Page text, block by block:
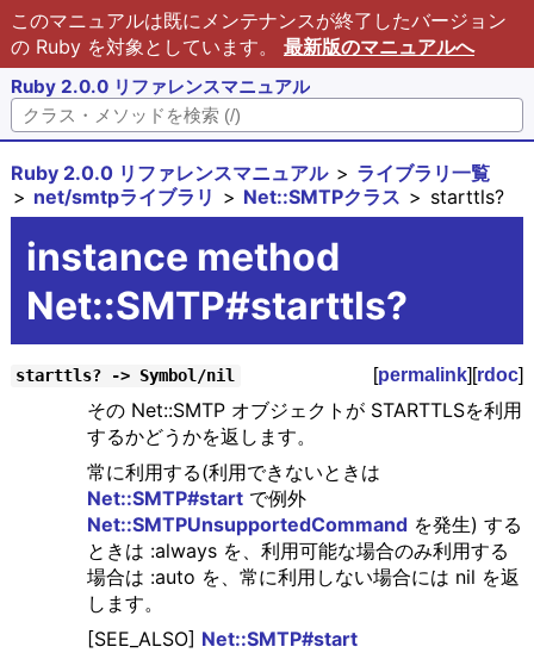
このマニュアルは既にメンテナンスが終了したバージョン
の Ruby を対象としています。 最新版のマニュアルへ
Ruby 2.0.0 リファレンスマニュアル
Ruby 2.0.0 リファレンスマニュアル
ライブラリ一覧
net/smtpライブラリ
Net::SMTPクラス starttls?
instance method
Net::SMTP#starttls?
starttls? -> Symbol/nil [permalink][rdoc]
その Net::SMTP オブジェクトが STARTTLSを利用
するかどうかを返します。
常に利用する(利用できないときは
Net::SMTP#startで例外
Net::SMTPUnsupportedCommandを発生) する
ときは :always を、利用可能な場合のみ利用する
場合は :auto を、常に利用しない場合には nil を返
します。
[SEE_ALSO] Net::SMTP#start